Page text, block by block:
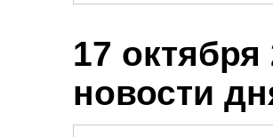
17 октября
новости